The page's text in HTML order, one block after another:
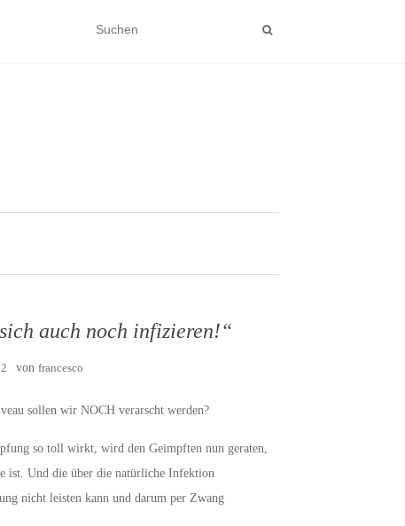
auch noch infizieren!“
vonfrancesco
sollen wir NOCH verarscht werden?
so toll wirkt, wird den Geimpften nun geraten,
ist. Und die über die natürliche Infektion
nicht leisten kann und darum per Zwang